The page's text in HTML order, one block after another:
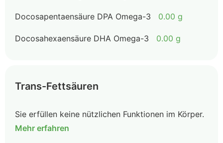
Docosapentaensäure DPA Omega-3 0.00 g
Docosahexaensäure DHA Omega-3 0.00 g
Trans-Fettsäuren
Sie erfüllen keine nützlichen Funktionen im Körper.
Mehr erfahren